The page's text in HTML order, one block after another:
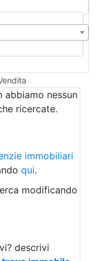
abbiamo nessun
ricercate.
immobiliari
qui.
modificando
descrivi